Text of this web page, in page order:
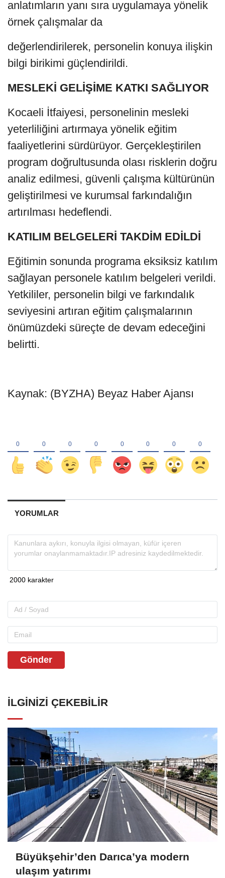
anlatımların yanı sıra uygulamaya yönelik
örnek çalışmalar da
değerlendirilerek, personelin konuya ilişkin
bilgi birikimi güçlendirildi.
MESLEKİ GELİŞİME KATKI SAĞLIYOR
Kocaeli İtfaiyesi, personelinin mesleki
yeterliliğini artırmaya yönelik eğitim
faaliyetlerini sürdürüyor. Gerçekleştirilen
program doğrultusunda olası risklerin doğru
analiz edilmesi, güvenli çalışma kültürünün
geliştirilmesi ve kurumsal farkındalığın
artırılması hedeflendi.
KATILIM BELGELERİ TAKDİM EDİLDİ
Eğitimin sonunda programa eksiksiz katılım
sağlayan personele katılım belgeleri verildi.
Yetkililer, personelin bilgi ve farkındalık
seviyesini artıran eğitim çalışmalarının
önümüzdeki süreçte de devam edeceğini
belirtti.
Kaynak: (BYZHA) Beyaz Haber Ajansı
YORUMLAR
Gönder
İLGINIZI ÇEKEBILIR
Büyükşehir’den Darıca’ya modern
ulaşım yatırımı